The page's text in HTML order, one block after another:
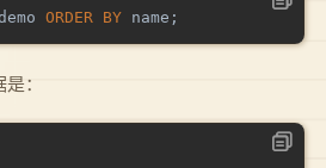
ORDER BY name ;
：